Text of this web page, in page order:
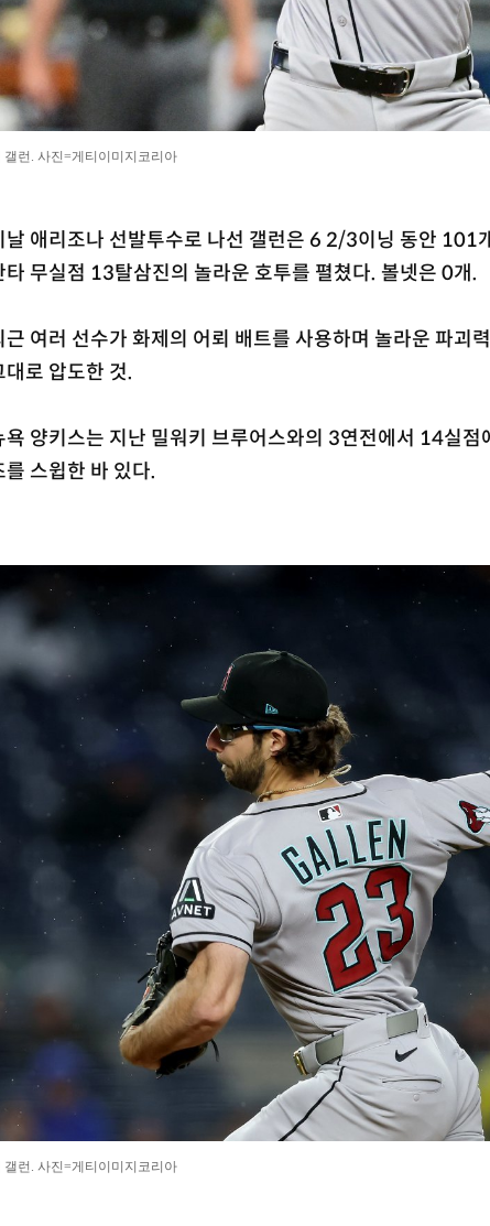
갤런. 사진=게티이미지코리아
날 애리조나 선발투수로 나선 갤런은 6 2/3이닝 동안 101
타 무실점 13탈삼진의 놀라운 호투를 펼쳤다. 볼넷은 0개.
근 여러 선수가 화제의 어뢰 배트를 사용하며 놀라운 파괴
대로 압도한 것.
욕 양키스는 지난 밀워키 브루어스와의 3연전에서 14실점
를 스윕한 바 있다.
갤런. 사진=게티이미지코리아